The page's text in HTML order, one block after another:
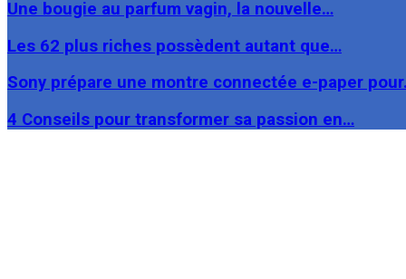
Une bougie au parfum vagin, la nouvelle…
Les 62 plus riches possèdent autant que…
Sony prépare une montre connectée e-paper
4 Conseils pour transformer sa passion en…